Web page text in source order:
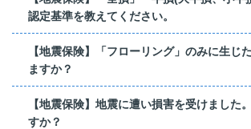
認定基準を教えてください。
【地震保険】「フローリング」のみに生じ
ますか？
【地震保険】地震に遭い損害を受けました
すか？